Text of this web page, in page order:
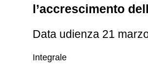
l’accrescimento
Data udienza 21
Integrale